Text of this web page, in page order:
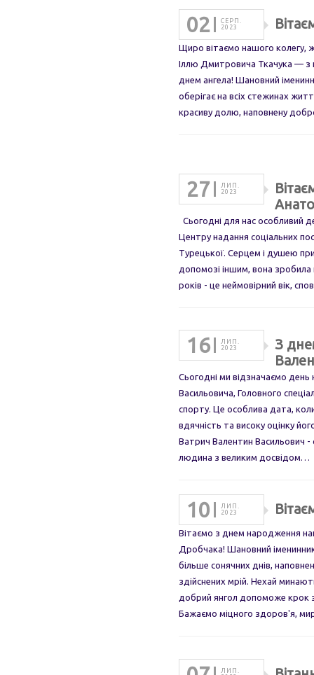
02
СЕРП.
2023
Щиро вітаємо нашого
Іллю Дмитровича Ткачука —
днем ангела! Шановний
оберігає на всіх стежинах
красиву долю, наповнену
27
ЛИП.
2023
Сьогодні для нас особливий
Центру надання соціальних
Турецької. Серцем і душею
допомозі іншим, вона зробила
років - це неймовірний вік,
16
ЛИП.
2023
З
Сьогодні ми відзначаємо
Васильовича, Головного
спорту. Це особлива дата,
вдячність та високу оцінку
Ватрич Валентин Васильович -
людина з великим досвідом…
10
ЛИП.
2023
Вітаємо з днем народження
Дробчака! Шановний
більше сонячних днів,
здійснених мрій. Нехай
добрий янгол допоможе крок
Бажаємо міцного здоров'я,
ЛИП.